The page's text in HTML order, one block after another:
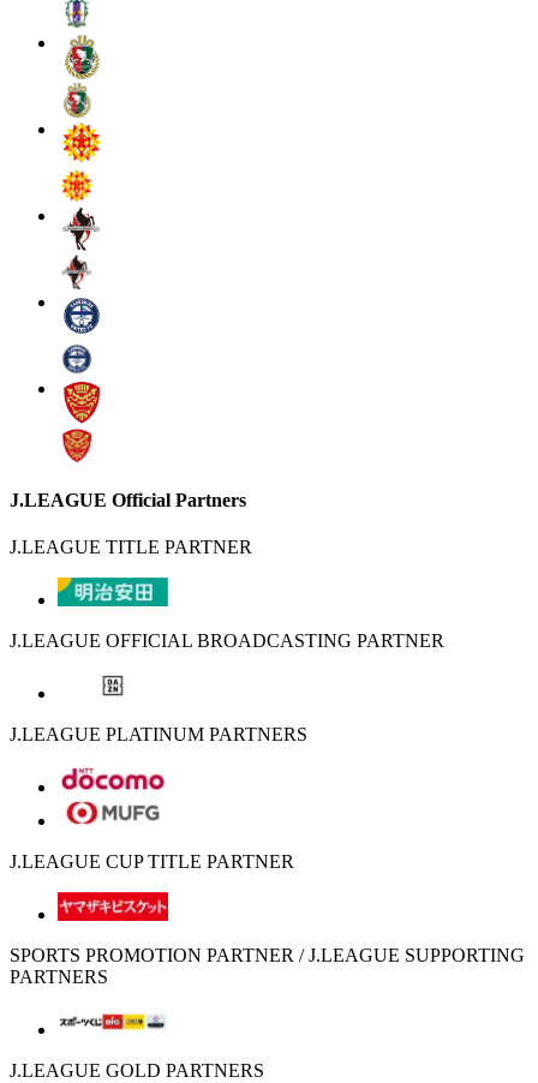
J.LEAGUE Official Partners
J.LEAGUE TITLE PARTNER
J.LEAGUE OFFICIAL BROADCASTING PARTNER
J.LEAGUE PLATINUM PARTNERS
J.LEAGUE CUP TITLE PARTNER
SPORTS PROMOTION PARTNER / J.LEAGUE SUPPORTING
PARTNERS
J.LEAGUE GOLD PARTNERS